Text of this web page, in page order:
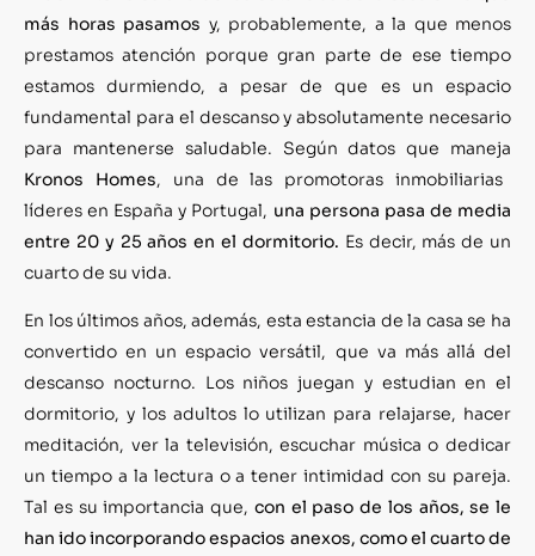
más horas pasamos y, probablemente, a la que menos
prestamos atención porque gran parte de ese tiempo
estamos durmiendo, a pesar de que es un espacio
fundamental para el descanso y absolutamente necesario
para mantenerse saludable. Según datos que maneja
Kronos Homes, una de las promotoras inmobiliarias
líderes en España y Portugal, una persona pasa de media
entre 20 y 25 años en el dormitorio. Es decir, más de un
cuarto de su vida.
En los últimos años, además, esta estancia de la casa se ha
convertido en un espacio versátil, que va más allá del
descanso nocturno. Los niños juegan y estudian en el
dormitorio, y los adultos lo utilizan para relajarse, hacer
meditación, ver la televisión, escuchar música o dedicar
un tiempo a la lectura o a tener intimidad con su pareja.
Tal es su importancia que, con el paso de los años, se le
han ido incorporando espacios anexos, como el cuarto de